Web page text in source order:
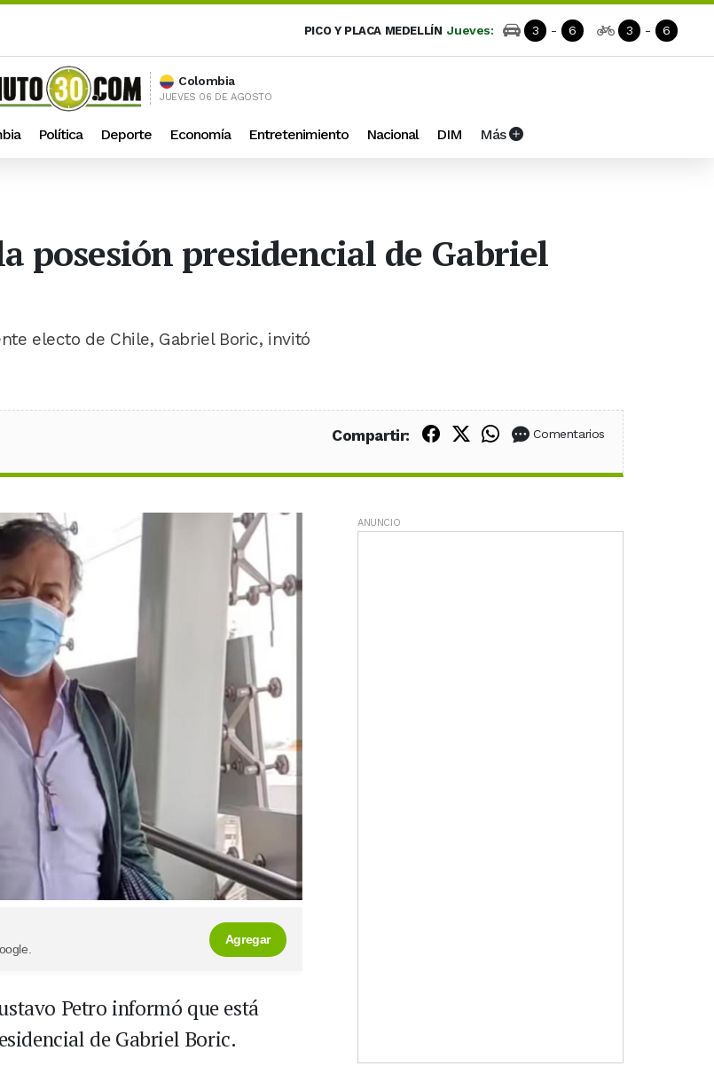
PICO Y PLACA MEDELLÍN Jueves: 3 - 6 3 - 6
Colombia
JUEVES 06 DE AGOSTO
Política Deporte Economía Entretenimiento Nacional DIM Más
posesión presidencial de Gabriel
electo de Chile, Gabriel Boric, invitó
Compartir: Compartir en Facebook
Compartir en X (Twitter)
Compartir en WhatsApp
Comentarios
Agregar
Petro informó que está
de Gabriel Boric.
ANUNCIO